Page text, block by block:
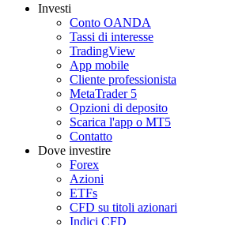
Investi
Conto OANDA
Tassi di interesse
TradingView
App mobile
Cliente professionista
MetaTrader 5
Opzioni di deposito
Scarica l'app o MT5
Contatto
Dove investire
Forex
Azioni
ETFs
CFD su titoli azionari
Indici CFD